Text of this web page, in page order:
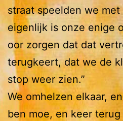
straat speelden we
eigenlijk is onze enige
oor zorgen dat dat
terugkeert, dat we de
stop weer zien.”
We omhelzen elkaar,
ben moe, en keer